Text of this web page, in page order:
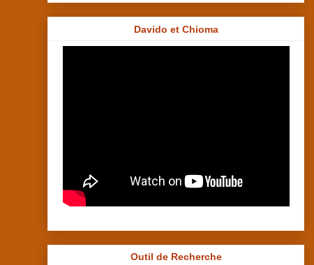
Davido et Chioma
Outil de Recherche